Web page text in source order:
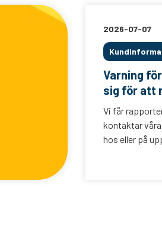
2026-07-07
Varning
sig för att
Vi får
kontaktar
hos eller på